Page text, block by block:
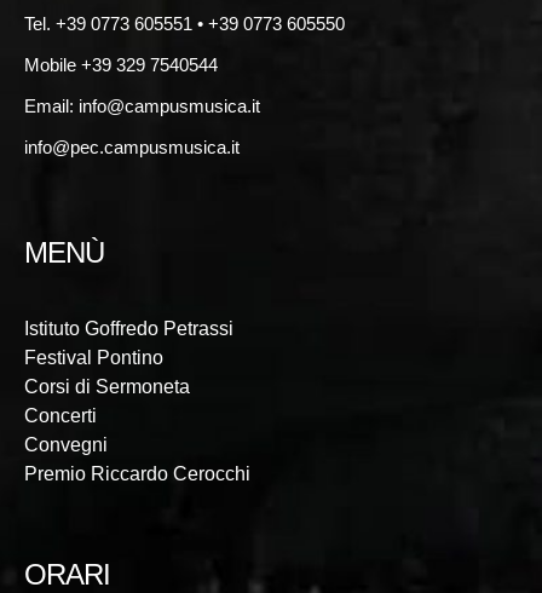
Tel. +39 0773 605551 • +39 0773 605550
Mobile +39 329 7540544
Email: info@campusmusica.it
info@pec.campusmusica.it
MENÙ
Istituto Goffredo Petrassi
Festival Pontino
Corsi di Sermoneta
Concerti
Convegni
Premio Riccardo Cerocchi
ORARI